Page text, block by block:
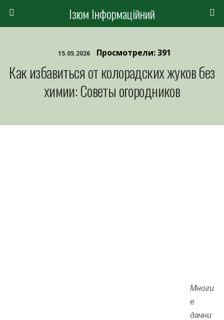
Ізюм Інформаційний
15.05.2026 Просмотрели: 391
Как избавиться от колорадских жуков без
химии: Советы огородников
Многи
е
дачни